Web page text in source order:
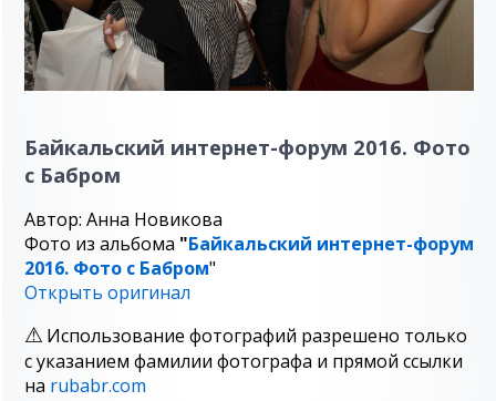
Байкальский интернет-форум 2016. Фото
с Бабром
Автор: Анна Новикова
Фото из альбома "Байкальский интернет-форум
2016. Фото с Бабром"
Открыть оригинал
Использование фотографий разрешено только
с указанием фамилии фотографа и прямой ссылки
на rubabr.com